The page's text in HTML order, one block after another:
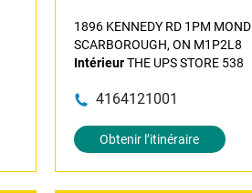
1896 KENNEDY RD 1PM MOND
SCARBOROUGH, ON M1P2L8
IntérieurTHE UPS STORE 538
4164121001
Obtenir l’itinéraire